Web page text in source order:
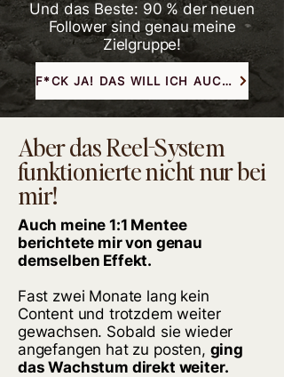
Und das Beste: 90 % der neuen
Follower sind genau meine
Zielgruppe!
F*CK JA! DAS WILL ICH AUCH!
Aber das Reel-System
funktionierte nicht nur bei
mir!
Auch meine 1:1 Mentee
berichtete mir von genau
demselben Effekt.
Fast zwei Monate lang kein
Content und trotzdem weiter
gewachsen. Sobald sie wieder
angefangen hat zu posten, ging
das Wachstum direkt weiter.